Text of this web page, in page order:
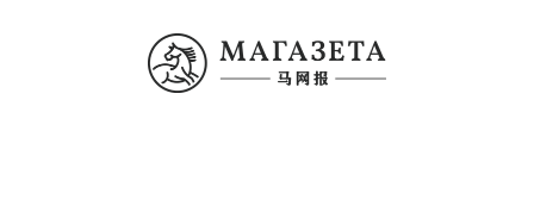
содержимому